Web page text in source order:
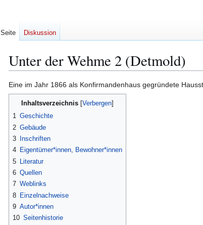
Unter der Wehme 2 (Detmold)
Zur
Navigation
springen
Zur
Suche
springen
Eine im Jahr 1866 als Konfirmandenhaus gegründete
Inhaltsverzeichnis
1 Geschichte
2 Gebäude
3
Inschriften
4 Eigentümer*innen, Bewohner*innen
5
Literatur
6 Quellen
7 Weblinks
8 Einzelnachweise
9 Autor*innen
10 Seitenhistorie
Seite Diskussion